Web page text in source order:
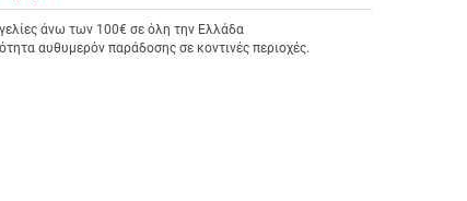
άνω των 100€ σε όλη την Ελλάδα
αυθυμερόν παράδοσης σε κοντινές περιοχές.